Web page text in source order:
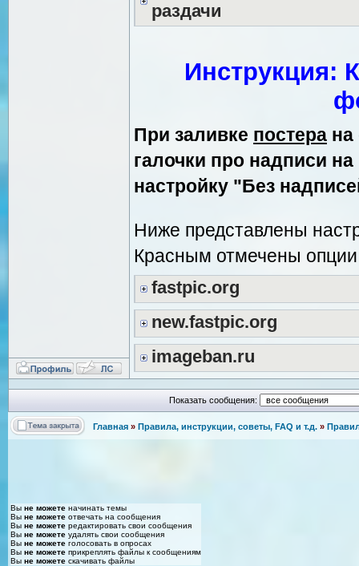
раздачи
Инструкция:
При заливке постера на
галочки про надписи
настройку "Без
Ниже представлены
Красным отмечены
fastpic.org
new.fastpic.org
imageban.ru
Показать сообщения:
Главная » Правила, инструкции, советы, FAQ и т.д. »
Вы не можете начинать темы
Вы не можете отвечать на сообщения
Вы не можете редактировать свои сообщения
Вы не можете удалять свои сообщения
Вы не можете голосовать в опросах
Вы не можете прикреплять файлы к сообщениям
Вы не можете скачивать файлы